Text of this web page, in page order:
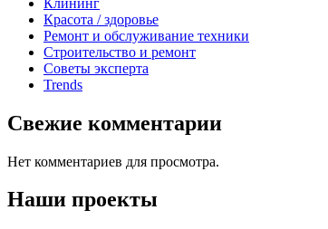
Красота / здоровье
Ремонт и обслуживание техники
Строительство и ремонт
Советы эксперта
Trends
Свежие комментарии
Нет комментариев для просмотра.
Наши проекты